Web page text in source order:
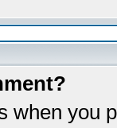
when you